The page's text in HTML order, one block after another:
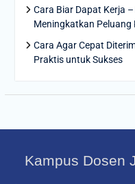
Cara Biar Dapat Kerja
Meningkatkan Peluang
Cara Agar Cepat
Praktis untuk Sukses
Kampus Dosen